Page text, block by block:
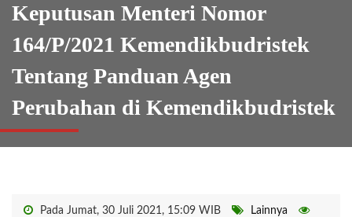
Keputusan Menteri Nomor
164/P/2021 Kemendikbudristek
Tentang Panduan Agen
Perubahan di Kemendikbudristek
Pada Jumat, 30 Juli 2021, 15:09 WIB
Lainnya